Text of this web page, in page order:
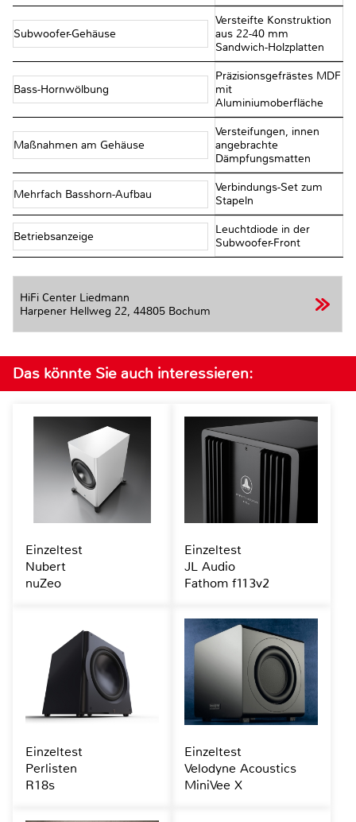
Subwoofer-Gehäuse
Versteifte Konstruktion
aus 22-40 mm
Sandwich-Holzplatten
Bass-Hornwölbung
Präzisionsgefrästes MDF
mit
Aluminiumoberfläche
Maßnahmen am Gehäuse
Versteifungen, innen
angebrachte
Dämpfungsmatten
Mehrfach Basshorn-Aufbau
Verbindungs-Set zum
Stapeln
Betriebsanzeige
Leuchtdiode in der
Subwoofer-Front
HiFi Center Liedmann
Harpener Hellweg 22, 44805 Bochum
Das könnte Sie auch interessieren:
Einzeltest
Nubert
nuZeo
Einzeltest
JL Audio
Fathom f113v2
Einzeltest
Perlisten
R18s
Einzeltest
Velodyne Acoustics
MiniVee X